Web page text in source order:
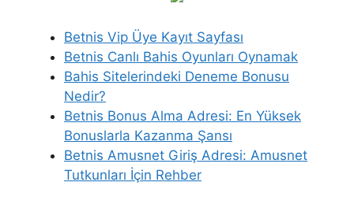
Betnis Vip Üye Kayıt Sayfası
Betnis Canlı Bahis Oyunları Oynamak
Bahis Sitelerindeki Deneme Bonusu
Nedir?
Betnis Bonus Alma Adresi: En Yüksek
Bonuslarla Kazanma Şansı
Betnis Amusnet Giriş Adresi: Amusnet
Tutkunları İçin Rehber